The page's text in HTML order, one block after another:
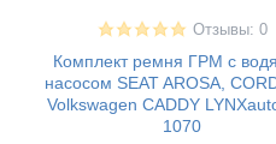
Отзывы: 0
Комплект ремня ГРМ с
насосом SEAT AROSA,
Volkswagen CADDY
1070